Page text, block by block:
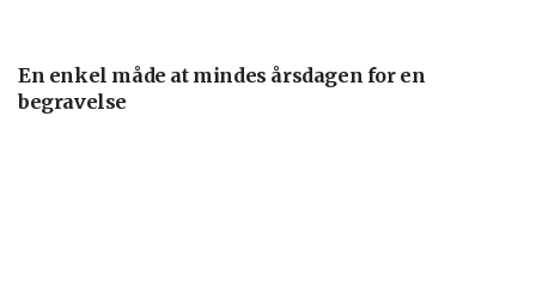
En enkel måde at mindes årsdagen for en
begravelse